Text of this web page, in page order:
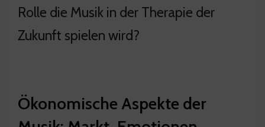
Rolle die Musik in der Therapie der
Zukunft spielen wird?
Ökonomische Aspekte der